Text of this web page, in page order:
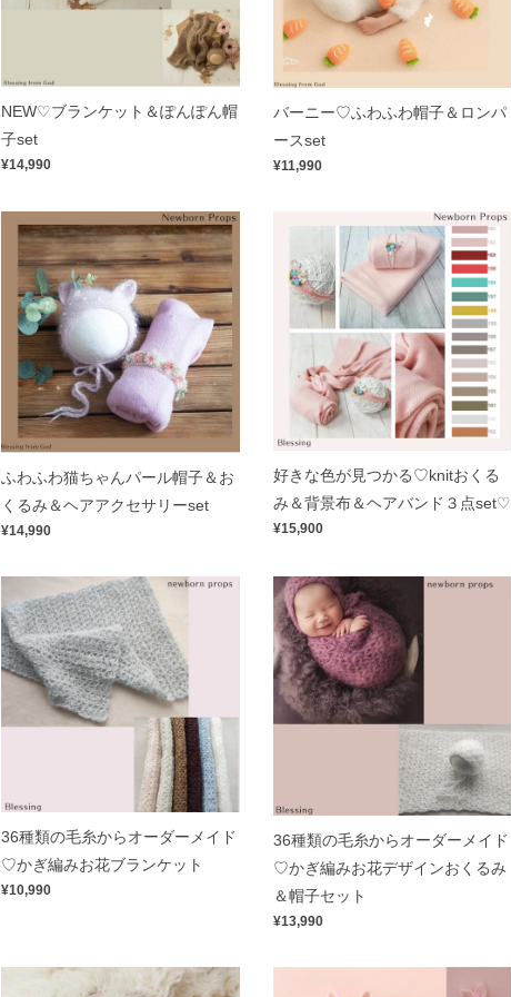
NEW♡ブランケット＆ぽんぽん帽
子set
¥14,990
バーニー♡ふわふわ帽子＆ロンパ
ースset
¥11,990
ふわふわ猫ちゃんパール帽子＆お
くるみ＆ヘアアクセサリーset
¥14,990
好きな色が見つかる♡knitおくる
み＆背景布＆ヘアバンド３点set♡
¥15,900
36種類の毛糸からオーダーメイド
♡かぎ編みお花ブランケット
¥10,990
36種類の毛糸からオーダーメイド
♡かぎ編みお花デザインおくるみ
＆帽子セット
¥13,990